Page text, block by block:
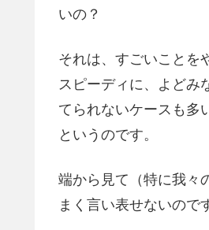
いの？
それは、すごいことを
スピーディに、よどみ
てられないケースも多
というのです。
端から見て（特に我々
まく言い表せないので